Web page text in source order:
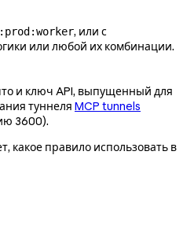
, или с
или любой их комбинации.
и ключ API, выпущенный для
туннеля MCP tunnels
3600).
какое правило использовать в